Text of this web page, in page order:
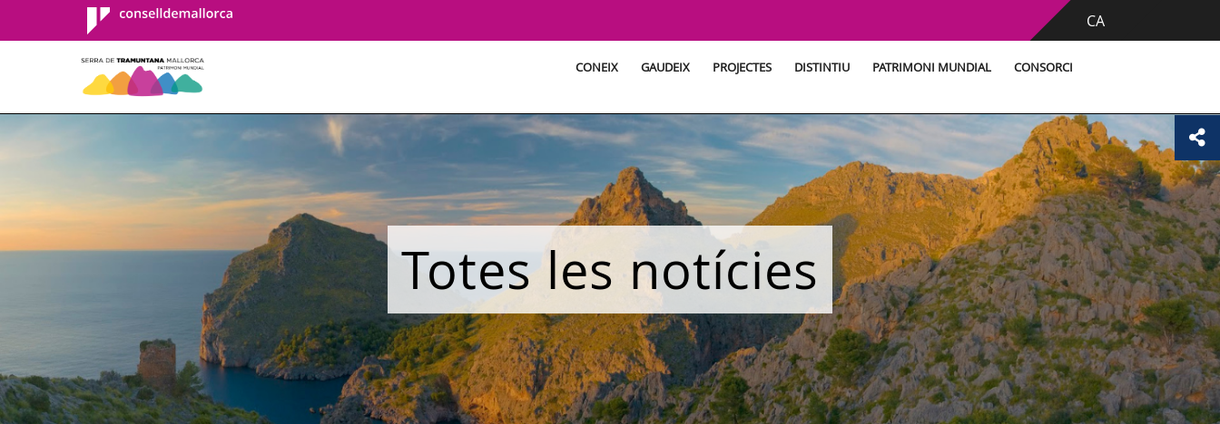
Consell de
Mallorca
CA
CONEIX GAUDEIX PROJECTES DISTINTIU PATRIMONI MUNDIAL CONSORCI
Totes les notícies